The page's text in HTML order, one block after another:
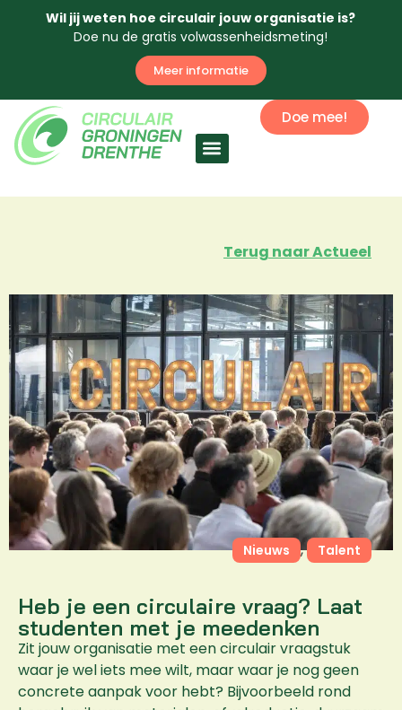
Wil jij weten hoe circulair jouw organisatie is?
Doe nu de gratis volwassenheidsmeting!
Meer informatie
Doe mee!
Terug naar Actueel
Nieuws , Talent
Heb je een circulaire vraag? Laat
studenten met je meedenken
Zit jouw organisatie met een circulair vraagstuk
waar je wel iets mee wilt, maar waar je nog geen
concrete aanpak voor hebt? Bijvoorbeeld rond